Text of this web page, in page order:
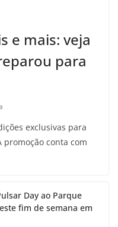
e mais: veja
para
exclusivas para
promoção conta com
Day ao Parque
fim de semana em